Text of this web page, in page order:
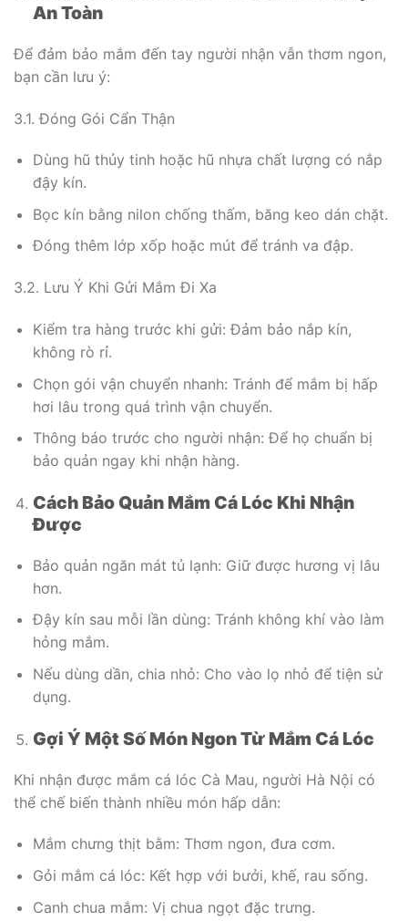
An Toàn
Để đảm bảo mắm đến tay người nhận vẫn thơm ngon,
bạn cần lưu ý:
3.1. Đóng Gói Cẩn Thận
Dùng hũ thủy tinh hoặc hũ nhựa chất lượng có nắp
đậy kín.
Bọc kín bằng nilon chống thấm, băng keo dán chặt.
Đóng thêm lớp xốp hoặc mút để tránh va đập.
3.2. Lưu Ý Khi Gửi Mắm Đi Xa
Kiểm tra hàng trước khi gửi: Đảm bảo nắp kín,
không rò rỉ.
Chọn gói vận chuyển nhanh: Tránh để mắm bị hấp
hơi lâu trong quá trình vận chuyển.
Thông báo trước cho người nhận: Để họ chuẩn bị
bảo quản ngay khi nhận hàng.
Cách Bảo Quản Mắm Cá Lóc Khi Nhận
Được
Bảo quản ngăn mát tủ lạnh: Giữ được hương vị lâu
hơn.
Đậy kín sau mỗi lần dùng: Tránh không khí vào làm
hỏng mắm.
Nếu dùng dần, chia nhỏ: Cho vào lọ nhỏ để tiện sử
dụng.
Gợi Ý Một Số Món Ngon Từ Mắm Cá Lóc
Khi nhận được mắm cá lóc Cà Mau, người Hà Nội có
thể chế biến thành nhiều món hấp dẫn:
Mắm chưng thịt bằm: Thơm ngon, đưa cơm.
Gỏi mắm cá lóc: Kết hợp với bưởi, khế, rau sống.
Canh chua mắm: Vị chua ngọt đặc trưng.